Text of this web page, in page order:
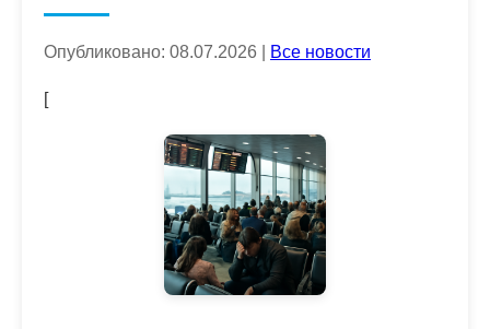
Опубликовано: 08.07.2026 | Все новости
[